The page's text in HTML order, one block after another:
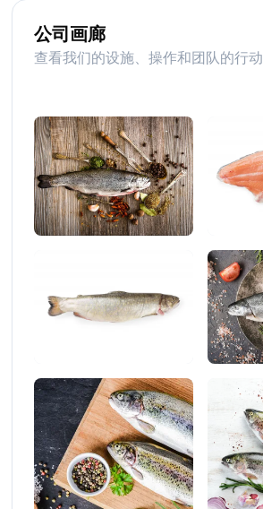
公司画廊
查看我们的设施、操作和团队的行动